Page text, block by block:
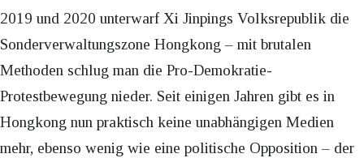
2019 und 2020 unterwarf Xi Jinpings Volksrepublik die
Sonderverwaltungszone Hongkong – mit brutalen
Methoden schlug man die Pro-Demokratie-
Protestbewegung nieder. Seit einigen Jahren gibt es in
Hongkong nun praktisch keine unabhängigen Medien
mehr, ebenso wenig wie eine politische Opposition – der